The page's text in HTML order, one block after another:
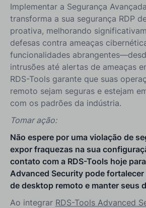
Implementar a Segurança
transforma a sua segurança RDP
proativa, melhorando
defesas contra ameaças
funcionalidades
intrusões até alertas de ameaças
RDS-Tools garante que suas
remoto sejam seguras e estejam
com os padrões da indústria.
Tomar ação:
Não espere por uma violação de
expor fraquezas na sua
contato com a RDS-Tools hoje
Advanced Security pode
de desktop remoto e manter seus
Ao integrar RDS-Tools Advanced